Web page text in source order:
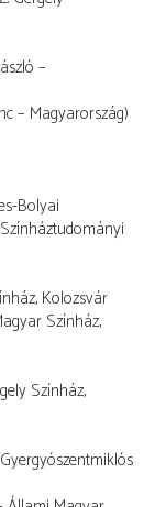
–
– Magyarország)
Bolyai
Kolozsvár
Színház,
Színház,